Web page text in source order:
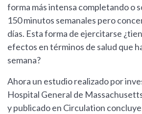
forma más intensa completando o
150 minutos semanales pero
días. Esta forma de ejercitarse
efectos en términos de salud que
semana?
Ahora un estudio realizado por
Hospital General de
y publicado en Circulation